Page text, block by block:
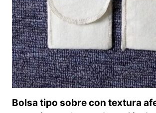
Bolsa tipo sobre con textura